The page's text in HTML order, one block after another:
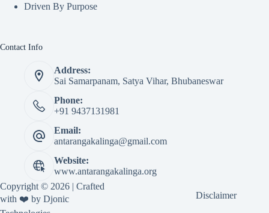
Driven By Purpose​
Contact Info
Address:
Sai Samarpanam, Satya Vihar, Bhubaneswar
Phone:
+91 9437131981
Email:
antarangakalinga@gmail.com
Website:
www.antarangakalinga.org
Copyright © 2026 | Crafted
with ❤️ by Djonic
Disclaimer